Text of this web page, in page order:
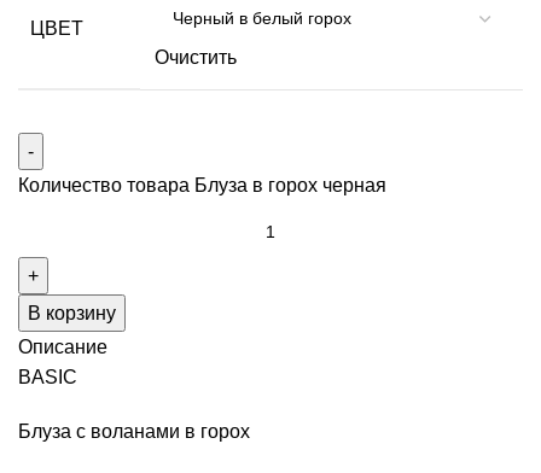
ЦВЕТ
Очистить
Количество товара Блуза в горох черная
В корзину
Описание
BASIC
Блуза с воланами в горох